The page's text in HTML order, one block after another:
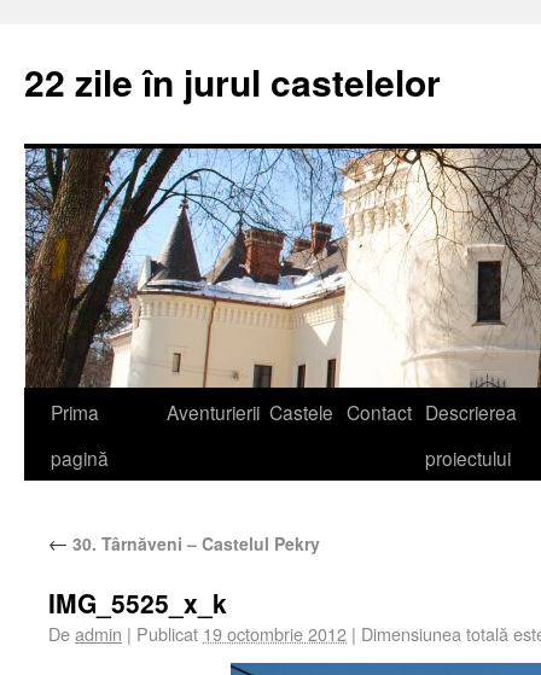
22 zile în jurul castelelor
Prima
pagină
Aventurierii Castele Contact Descrierea
proiectului
← 30. Târnăveni – Castelul Pekry
IMG_5525_x_k
Deadmin | Publicat 19 octombrie 2012 | Dimensiunea totală